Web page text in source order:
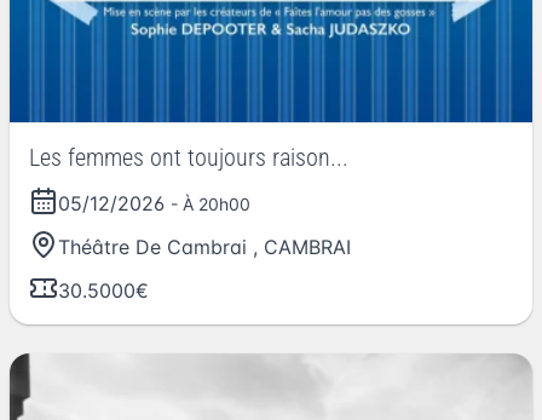
Les femmes ont toujours raison...
05/12/2026 - À 20h00
Théâtre De Cambrai , CAMBRAI
30.5000€